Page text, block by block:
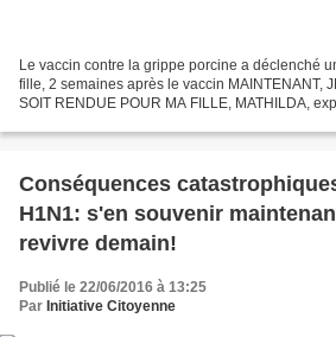
Le vaccin contre la grippe porcine a déclenché
fille, 2 semaines après le vaccin MAINTENANT,
SOIT RENDUE POUR MA FILLE, MATHILDA,
Conséquences
H1N1: s'en souvenir
revivre demain!
Publié le 22/06/2016 à 13:25
Par Initiative Citoyenne